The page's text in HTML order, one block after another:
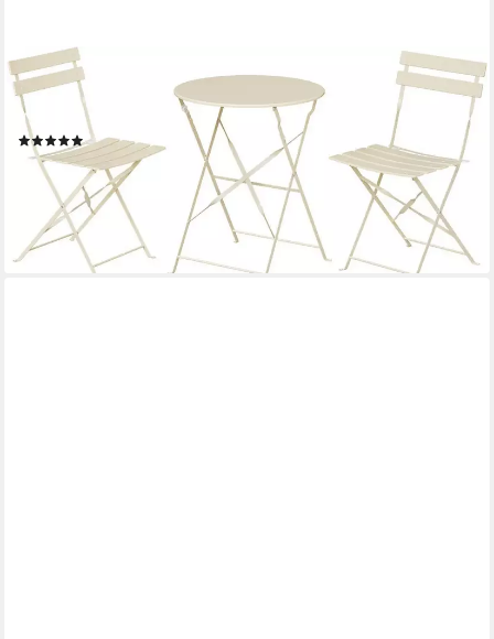
EUGAD
Balkonset, (Set, 1-tlg., 1 Tisch, 2 Stühle), klappbar, aus Metall für
Balkon Garten
(2)
89,99 € 138,99 €
-35%
lieferbar - in 3-4 Werktagen bei dir